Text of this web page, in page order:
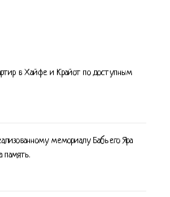
в Хайфе и Крайот по доступным
мемориалу Бабьего Яра
память.